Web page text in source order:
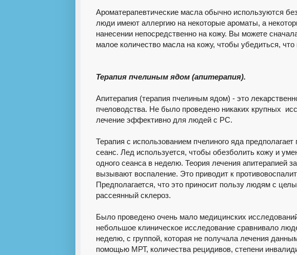
Ароматерапевтические масла обычно используются
люди имеют аллергию на некоторые ароматы, а
нанесении непосредственно на кожу. Вы можете
малое количество масла на кожу, чтобы убедиться,
Терапия пчелиным ядом (апитерапия).
Апитерапия (терапия пчелиным ядом) - это
пчеловодства. Не было проведено никаких крупных
лечение эффективно для людей с РС.
Терапия с использованием пчелиного яда
сеанс. Лед используется, чтобы обезболить кожу и
одного сеанса в неделю. Теория лечения апитерапией
вызывают воспаление. Это приводит к
Предполагается, что это приносит пользу людям с
рассеянный склероз.
Было проведено очень мало медицинских
небольшое клиническое исследование сравнивало
неделю, с группой, которая не получала лечения
помощью МРТ, количества рецидивов, степени